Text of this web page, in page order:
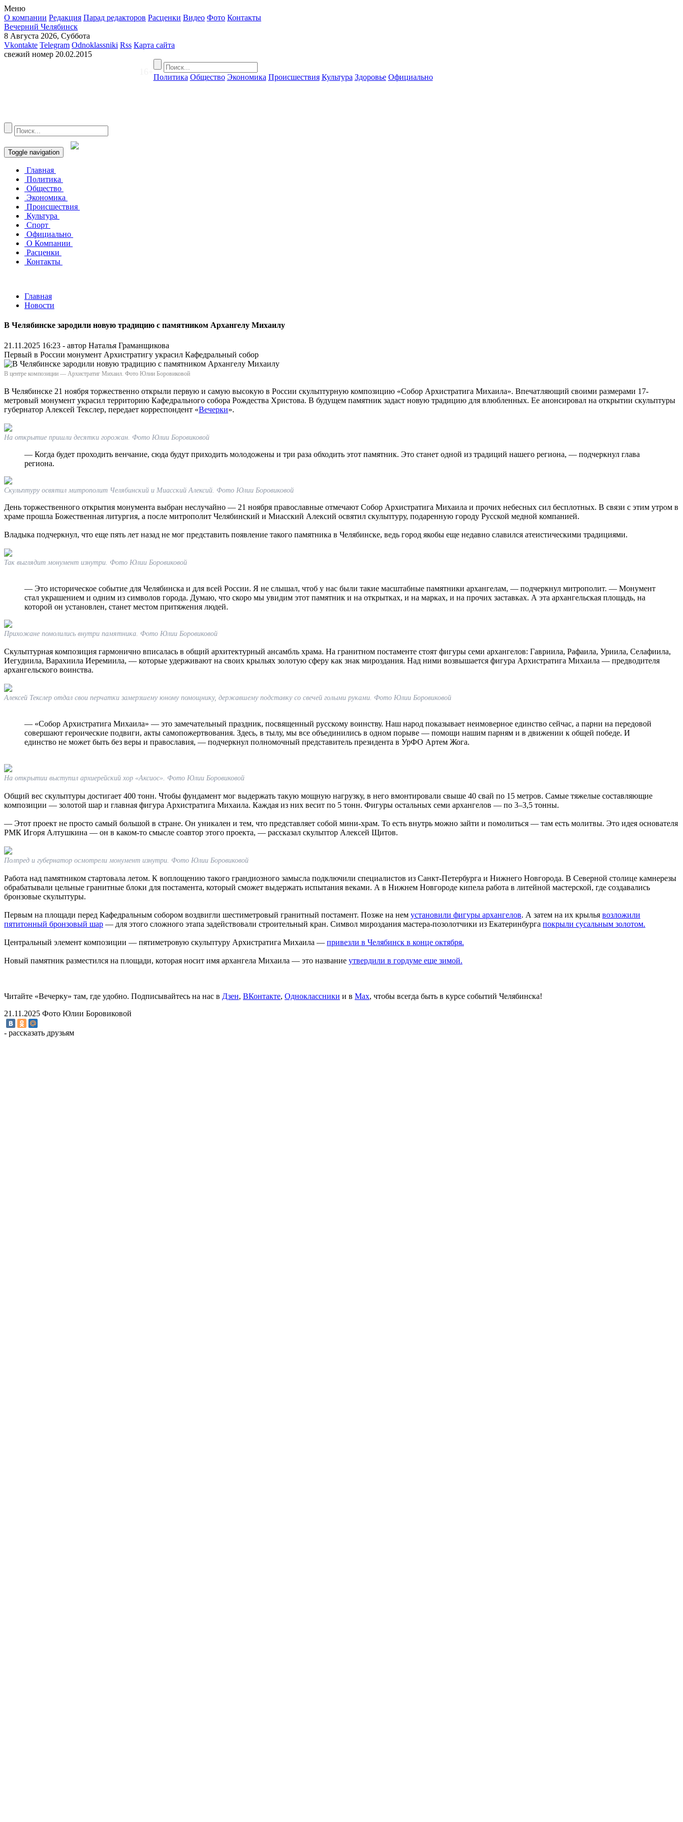
Меню
О компании Редакция Парад редакторов Расценки Видео Фото Контакты
Вечерний Челябинск
8 Августа 2026, Суббота
Vkontakte Telegram Odnoklassniki Rss Карта сайта
свежий номер 20.02.2015
Политика Общество Экономика Происшествия Культура Здоровье Официально
Toggle navigation
Главная
Политика
Общество
Экономика
Происшествия
Культура
Спорт
Официально
О Компании
Расценки
Контакты
Главная
Новости
В Челябинске зародили новую традицию с памятником Архангелу Михаилу
21.11.2025 16:23 - автор Наталья Граманщикова
Первый в России монумент Архистратигу украсил Кафедральный собор
В центре композиции — Архистратиг Михаил. Фото Юлии Боровиковой
В Челябинске 21 ноября торжественно открыли первую и самую высокую в России скульптурную композицию «Собор Архистратига Михаила». Впечатляющий своими размерами 17-
метровый монумент украсил территорию Кафедрального собора Рождества Христова. В будущем памятник задаст новую традицию для влюбленных. Ее анонсировал на открытии скульптуры
губернатор Алексей Текслер, передает корреспондент «Вечерки».
На открытие пришли десятки горожан. Фото Юлии Боровиковой
— Когда будет проходить венчание, сюда будут приходить молодожены и три раза обходить этот памятник. Это станет одной из традиций нашего региона, — подчеркнул глава
региона.
Скульптуру освятил митрополит Челябинский и Миасский Алексий. Фото Юлии Боровиковой
День торжественного открытия монумента выбран неслучайно — 21 ноября православные отмечают Собор Архистратига Михаила и прочих небесных сил бесплотных. В связи с этим утром в
храме прошла Божественная литургия, а после митрополит Челябинский и Миасский Алексий освятил скульптуру, подаренную городу Русской медной компанией.
Владыка подчеркнул, что еще пять лет назад не мог представить появление такого памятника в Челябинске, ведь город якобы еще недавно славился атеистическими традициями.
Так выглядит монумент изнутри. Фото Юлии Боровиковой
— Это историческое событие для Челябинска и для всей России. Я не слышал, чтоб у нас были такие масштабные памятники архангелам, — подчеркнул митрополит. — Монумент
стал украшением и одним из символов города. Думаю, что скоро мы увидим этот памятник и на открытках, и на марках, и на прочих заставках. А эта архангельская площадь, на
которой он установлен, станет местом притяжения людей.
Прихожане помолились внутри памятника. Фото Юлии Боровиковой
Скульптурная композиция гармонично вписалась в общий архитектурный ансамбль храма. На гранитном постаменте стоят фигуры семи архангелов: Гавриила, Рафаила, Уриила, Селафиила,
Иегудиила, Варахиила Иеремиила, — которые удерживают на своих крыльях золотую сферу как знак мироздания. Над ними возвышается фигура Архистратига Михаила — предводителя
архангельского воинства.
Алексей Текслер отдал свои перчатки замерзшему юному помощнику, державшему подставку со свечей голыми руками. Фото Юлии Боровиковой
— «Собор Архистратига Михаила» — это замечательный праздник, посвященный русскому воинству. Наш народ показывает неимоверное единство сейчас, а парни на передовой
совершают героические подвиги, акты самопожертвования. Здесь, в тылу, мы все объединились в одном порыве — помощи нашим парням и в движении к общей победе. И
единство не может быть без веры и православия, — подчеркнул полномочный представитель президента в УрФО Артем Жога.
На открытии выступил архиерейский хор «Аксиос». Фото Юлии Боровиковой
Общий вес скульптуры достигает 400 тонн. Чтобы фундамент мог выдержать такую мощную нагрузку, в него вмонтировали свыше 40 свай по 15 метров. Самые тяжелые составляющие
композиции — золотой шар и главная фигура Архистратига Михаила. Каждая из них весит по 5 тонн. Фигуры остальных семи архангелов — по 3–3,5 тонны.
— Этот проект не просто самый большой в стране. Он уникален и тем, что представляет собой мини-храм. То есть внутрь можно зайти и помолиться — там есть молитвы. Это идея основателя
РМК Игоря Алтушкина — он в каком-то смысле соавтор этого проекта, — рассказал скульптор Алексей Щитов.
Полпред и губернатор осмотрели монумент изнутри. Фото Юлии Боровиковой
Работа над памятником стартовала летом. К воплощению такого грандиозного замысла подключили специалистов из Санкт-Петербурга и Нижнего Новгорода. В Северной столице камнерезы
обрабатывали цельные гранитные блоки для постамента, который сможет выдержать испытания веками. А в Нижнем Новгороде кипела работа в литейной мастерской, где создавались
бронзовые скульптуры.
Первым на площади перед Кафедральным собором воздвигли шестиметровый гранитный постамент. Позже на нем установили фигуры архангелов. А затем на их крылья возложили
пятитонный бронзовый шар — для этого сложного этапа задействовали строительный кран. Символ мироздания мастера-позолотчики из Екатеринбурга покрыли сусальным золотом.
Центральный элемент композиции — пятиметровую скульптуру Архистратига Михаила — привезли в Челябинск в конце октября.
Новый памятник разместился на площади, которая носит имя архангела Михаила — это название утвердили в гордуме еще зимой.
Читайте «Вечерку» там, где удобно. Подписывайтесь на нас в Дзен, ВКонтакте, Одноклассники и в Max, чтобы всегда быть в курсе событий Челябинска!
21.11.2025 Фото Юлии Боровиковой
- рассказать друзьям